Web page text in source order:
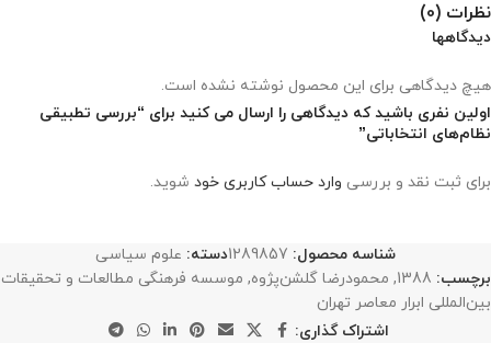
نظرات (0)
دیدگاهها
هیچ دیدگاهی برای این محصول نوشته نشده است.
اولین نفری باشید که دیدگاهی را ارسال می کنید برای “بررسی تطبیقی
نظام‌های انتخاباتی”
برای ثبت نقد و بررسی وارد حساب کاربری خود شوید.
شناسه محصول: 1289857دسته: علوم سیاسی
برچسب: 1388
, محمودرضا گلشن‌پژوه, موسسه فرهنگی مطالعات و تحقیقات
بین‌المللی ابرار معاصر تهران
اشتراک گذاری: